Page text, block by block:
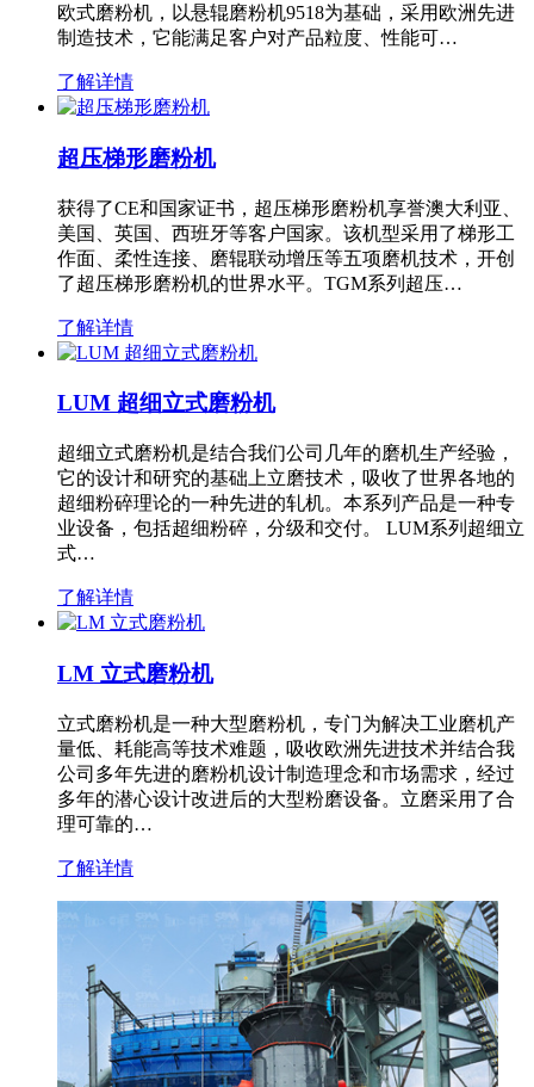
欧式磨粉机，以悬辊磨粉机9518为基础，采用欧洲先进
制造技术，它能满足客户对产品粒度、性能可…
了解详情
超压梯形磨粉机
获得了CE和国家证书，超压梯形磨粉机享誉澳大利亚、
美国、英国、西班牙等客户国家。该机型采用了梯形工
作面、柔性连接、磨辊联动增压等五项磨机技术，开创
了超压梯形磨粉机的世界水平。TGM系列超压…
了解详情
LUM 超细立式磨粉机
超细立式磨粉机是结合我们公司几年的磨机生产经验，
它的设计和研究的基础上立磨技术，吸收了世界各地的
超细粉碎理论的一种先进的轧机。本系列产品是一种专
业设备，包括超细粉碎，分级和交付。 LUM系列超细立
式…
了解详情
LM 立式磨粉机
立式磨粉机是一种大型磨粉机，专门为解决工业磨机产
量低、耗能高等技术难题，吸收欧洲先进技术并结合我
公司多年先进的磨粉机设计制造理念和市场需求，经过
多年的潜心设计改进后的大型粉磨设备。立磨采用了合
理可靠的…
了解详情